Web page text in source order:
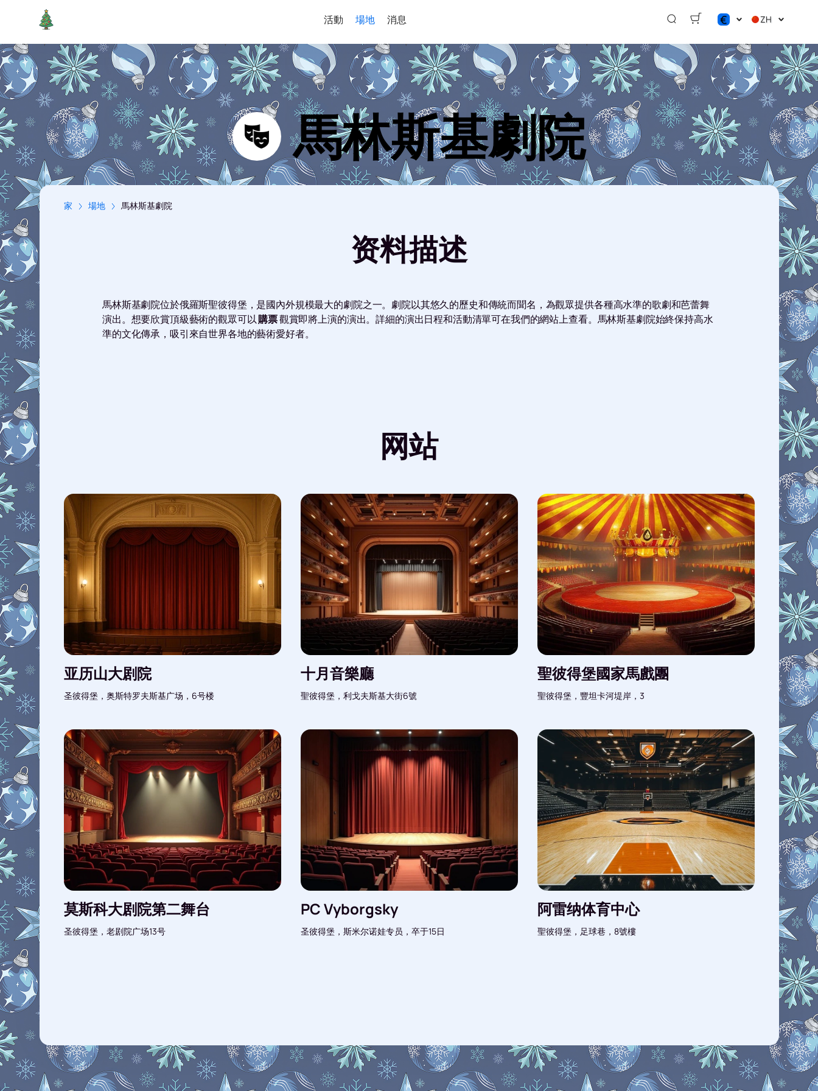
活動 場地 消息 €
$
€
₽
ZH
馬林斯基劇院
家 場地 馬林斯基劇院
资料描述
馬林斯基劇院位於俄羅斯聖彼得堡，是國內外規模最大的劇院之一。劇院以其悠久的歷史和傳統而聞名，為觀眾提供各種高水準的歌劇​​和芭蕾舞
演出。想要欣賞頂級藝術的觀眾可以購票觀賞即將上演的演出。詳細的演出日程和活動清單可在我們的網站上查看。馬林斯基劇院始終保持高水
準的文化傳承，吸引來自世界各地的藝術愛好者。
网站
亚历山大剧院
圣彼得堡，奥斯特罗夫斯基广场，6号楼
十月音樂廳
聖彼得堡，利戈夫斯基大街6號
聖彼得堡國家馬戲團
聖彼得堡，豐坦卡河堤岸，3
莫斯科大剧院第二舞台
圣彼得堡，老剧院广场13号
PC Vyborgsky
圣彼得堡，斯米尔诺娃专员，卒于15日
阿雷纳体育中心
聖彼得堡，足球巷，8號樓